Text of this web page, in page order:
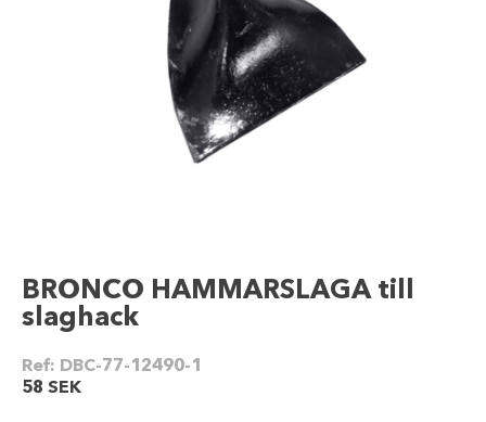
BRONCO HAMMARSLAGA till
slaghack
Ref: DBC-77-12490-1
58 SEK